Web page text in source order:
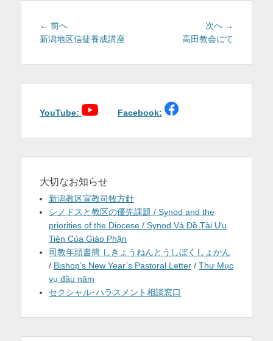
投
稿
ゲ
シ
ン
← 前へ
の
稿:
新潟地区信徒養成講座
次へ →
稿:
高田教会にて
YouTube: Facebook:
大切なお知らせ
新潟教区宣教司牧方針
シノドスと教区の優先課題 / Synod and the
priorities of the Diocese / Synod Và Đề Tài Ưu
Tiên Của Giáo Phận
司教年頭書簡 しきょうねんとうしぼくしょかん
/ Bishop’s New Year’s Pastoral Letter / Thư Mục
vụ đầu năm
セクシャル･ハラスメント相談窓口